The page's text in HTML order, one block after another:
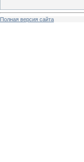
Полная версия сайта